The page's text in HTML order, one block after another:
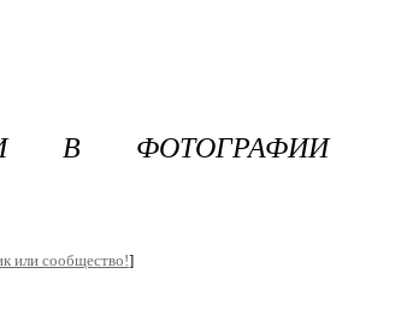
В ФОТОГРАФИИ
или сообщество!]